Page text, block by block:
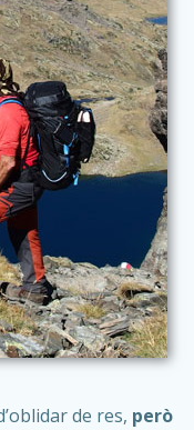
de res, però